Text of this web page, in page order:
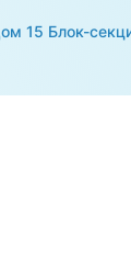
15 Блок-